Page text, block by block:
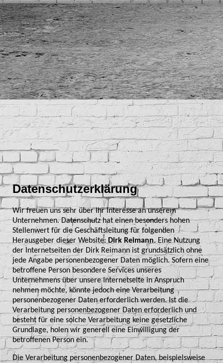
Datenschutzerklärung
Wir freuen uns sehr über Ihr Interesse an unserem
Unternehmen. Datenschutz hat einen besonders hohen
Stellenwert für die Geschäftsleitung für folgenden
Herausgeber dieser Website: Dirk Reimann. Eine Nutzung
der Internetseiten der Dirk Reimann ist grundsätzlich ohne
jede Angabe personenbezogener Daten möglich. Sofern eine
betroffene Person besondere Services unseres
Unternehmens über unsere Internetseite in Anspruch
nehmen möchte, könnte jedoch eine Verarbeitung
personenbezogener Daten erforderlich werden. Ist die
Verarbeitung personenbezogener Daten erforderlich und
besteht für eine solche Verarbeitung keine gesetzliche
Grundlage, holen wir generell eine Einwilligung der
betroffenen Person ein.
Die Verarbeitung personenbezogener Daten, beispielsweise